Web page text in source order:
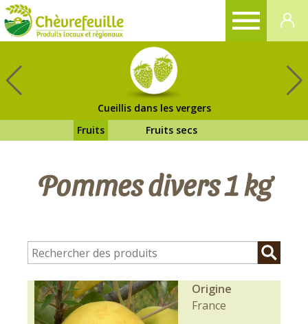
Cueillis dans les vergers
Fruits
Fruits secs
Pommes divers 1 kg
Origine
France